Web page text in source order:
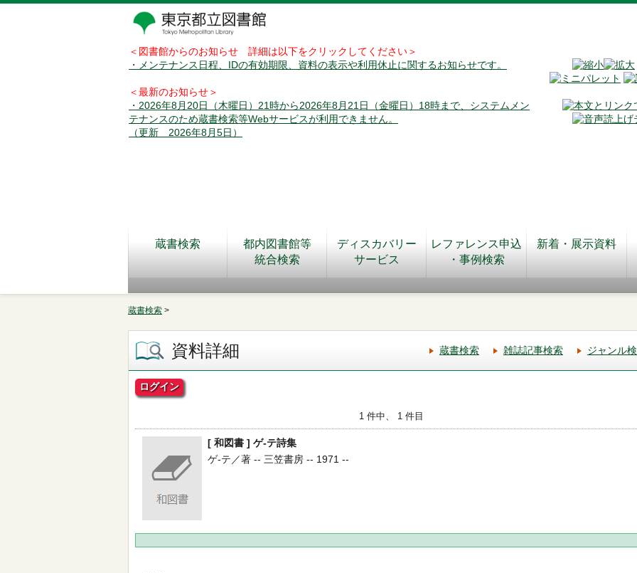
＜図書館からのお知らせ 詳細は以下をクリックしてください＞
・メンテナンス日程、IDの有効期限、資料の表示や利用休止に関するお知らせです。
＜最新のお知らせ＞
・2026年8月20日（木曜日）21時から2026年8月21日（金曜日）18時まで、システムメン
テナンスのため蔵書検索等Webサービスが利用できません。
（更新 2026年8月5日）
蔵書検索
都内図書館等
統合検索
ディスカバリー
サービス
レファレンス申込
・事例検索
新着・展示資料
蔵書検索 >
資料詳細 蔵書検索 雑誌記事検索 ジャンル
ログイン
1 件中、 1 件目
[ 和図書 ] ゲ-テ詩集
ゲ-テ／著 -- 三笠書房 -- 1971 --